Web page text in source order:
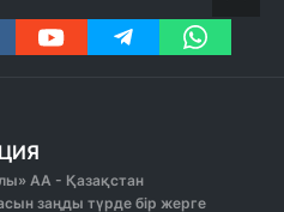
АА - Қазақстан
заңды түрде бір жерге